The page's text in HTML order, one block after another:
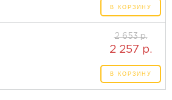
В КОРЗИНУ
2 653 р.
2 257 р.
В КОРЗИНУ